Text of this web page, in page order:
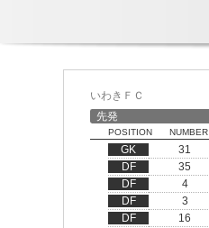
いわきＦＣ
先発
POSITION NUMBER
GK 31
DF
35
DF
4
DF
3
DF
16